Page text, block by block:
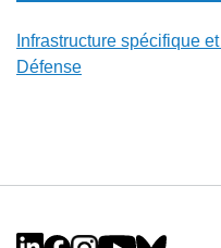
Infrastructure spécifique
Défense